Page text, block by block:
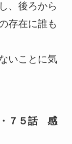
、後ろから
存在に誰も
いことに気
７５話 感